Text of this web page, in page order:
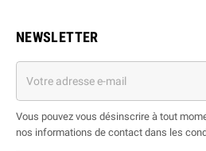
NEWSLETTER
Vous pouvez vous désinscrire à tout
nos informations de contact dans les